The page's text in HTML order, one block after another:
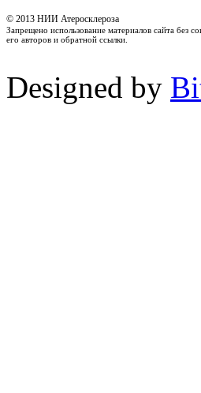
© 2013 НИИ Атеросклероза
Запрещено использование материалов сайта без
его авторов и обратной ссылки.
Designed by